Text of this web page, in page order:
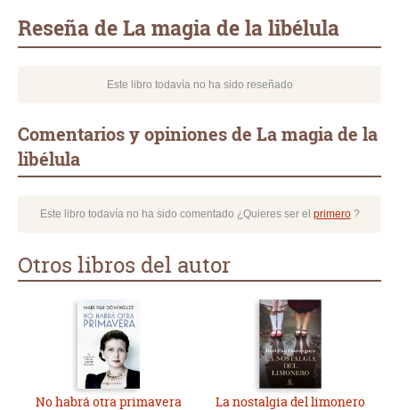
Reseña de La magia de la libélula
Este libro todavía no ha sido reseñado
Comentarios y opiniones de La magia de la
libélula
Este libro todavía no ha sido comentado ¿Quieres ser el primero?
Otros libros del autor
No habrá otra primavera La nostalgia del limonero